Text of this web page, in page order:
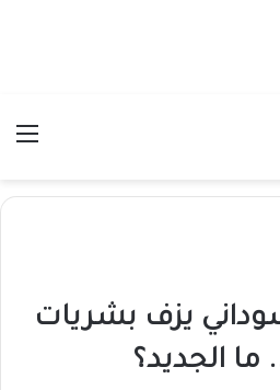
يزف بشريات
ما الجديد؟